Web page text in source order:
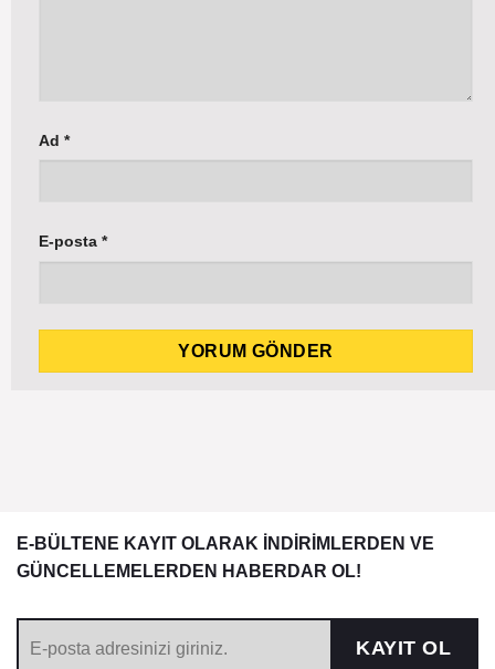
Ad *
E-posta *
E-BÜLTENE KAYIT OLARAK İNDİRİMLERDEN VE
GÜNCELLEMELERDEN HABERDAR OL!
KAYIT OL